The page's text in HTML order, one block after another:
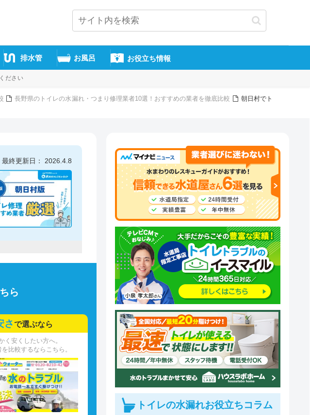
排水管 お風呂 お役立ち情報
ださい
長野県のトイレの水漏れ・つまり修理業者10選！おすすめの業者を徹底比較
朝日村でト
最終更新日： 2026.4.8
ら
さで選ぶなら
く安くしたい方へ。
比較するならこちら。
トイレの水漏れお役立ちコラム